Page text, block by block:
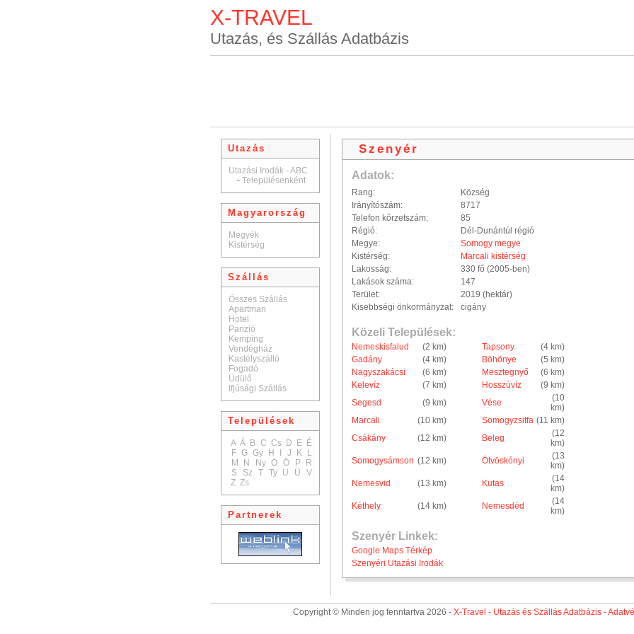
X-TRAVEL
Utazás, és Szállás Adatbázis
Utazás
Utazási Irodák - ABC
- Településenként
Magyarország
Megyék
Kistérség
Szállás
Összes Szállás
Apartman
Hotel
Panzió
Kemping
Vendégház
Kastélyszálló
Fogadó
Üdülő
Ifjúsági Szállás
Települések
A Á B C Cs D E É
F G Gy H J K
L
M
N Ny O Ö P
R
S
Sz T Ty U Ü
V
Z Zs
Partnerek
Szenyér
Adatok:
Rang:
Község
Irányítószám:
8717
Telefon körzetszám:
85
Régió:
Dél-Dunántúl régió
Megye:
Somogy megye
Kistérség:
Marcali kistérség
Lakosság:
330 fő (2005-ben)
Lakások száma:
147
Terület:
2019 (hektár)
Kisebbségi önkormányzat:
cigány
Közeli Települések:
Nemeskisfalud (2 km) Tapsony
(4 km)
Gadány
(4 km) Böhönye
(5 km)
Nagyszakácsi
(6 km) Mesztegnyő
(6 km)
Kelevíz
(7 km) Hosszúvíz
(9 km)
Segesd
(9 km) Vése
(10
km)
Marcali
(10 km) Somogyzsitfa (11 km)
Csákány
(12 km) Beleg
(12
km)
Somogysámson (12 km) Ötvöskónyi
(13
km)
Nemesvid
(13 km) Kutas
(14
km)
Kéthely
(14 km) Nemesdéd
(14
km)
Szenyér Linkek:
Google Maps Térkép
Szenyéri Utazási Irodák
Copyright © Minden jog fenntartva 2026 - X-Travel - Utazás és Szállás Adatbázis-